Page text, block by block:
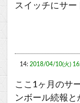
スイッチにサー
14: 2018/04/10(火)
ここ1ヶ月のサ
ンボール続報